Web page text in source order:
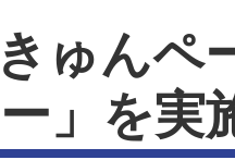
ゅんペ
」を実